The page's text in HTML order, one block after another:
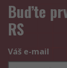
Buďte
RS
Váš e-mail